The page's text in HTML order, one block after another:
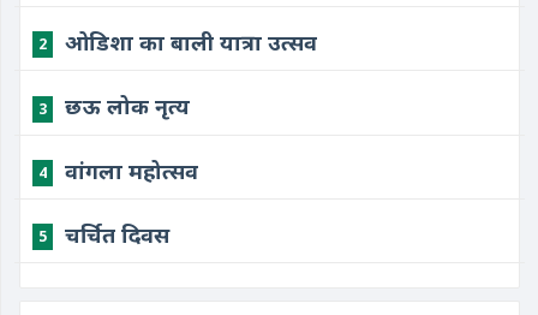
2 ओडिशा का बाली यात्रा उत्सव
3 छऊ लोक नृत्य
4 वांगला महोत्सव
5 चर्चित दिवस